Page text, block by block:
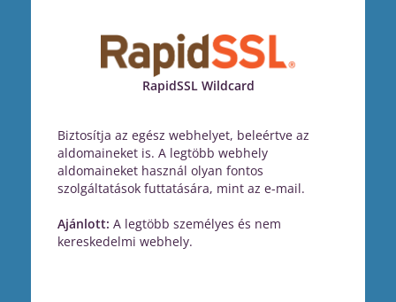
RapidSSL Wildcard
Biztosítja az egész webhelyet, beleértve az
aldomaineket is. A legtöbb webhely
aldomaineket használ olyan fontos
szolgáltatások futtatására, mint az e-mail.
Ajánlott: A legtöbb személyes és nem
kereskedelmi webhely.